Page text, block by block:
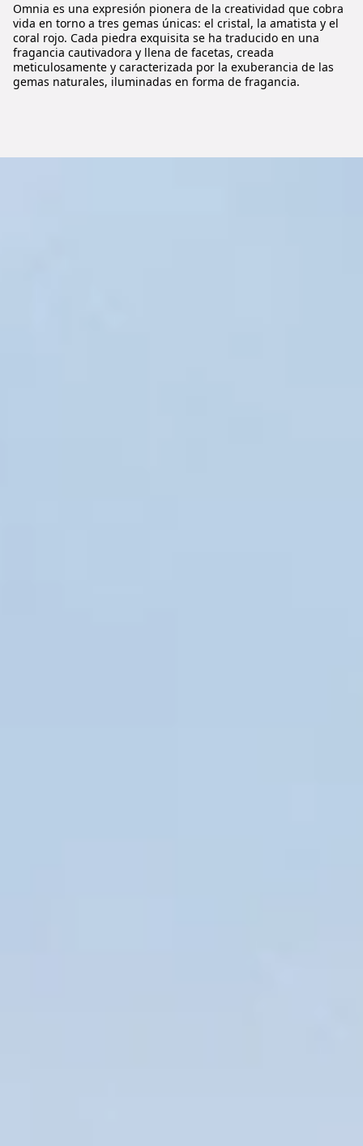
Omnia es una expresión pionera de la creatividad que cobra
vida en torno a tres gemas únicas: el cristal, la amatista y el
coral rojo. Cada piedra exquisita se ha traducido en una
fragancia cautivadora y llena de facetas, creada
meticulosamente y caracterizada por la exuberancia de las
gemas naturales, iluminadas en forma de fragancia.